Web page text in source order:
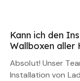
Kann ich den
Wallboxen aller
Absolut! Unser
Installation von